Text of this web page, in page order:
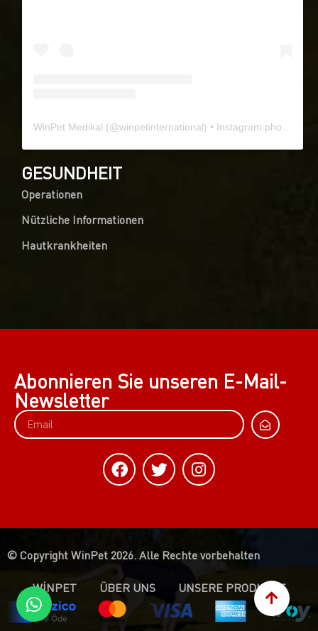
WinPet Medikal (@winpetinternational) • Instagram photos and videos
GESUNDHEIT
Operationen
Nützliche Informationen
Hautkrankheiten
Abonnieren Sie unseren E-Mail-
Newsletter
© Copyright WinPet 2026. Alle Rechte vorbehalten
WİNPET ÜBER UNS UNSERE PRODUKTE